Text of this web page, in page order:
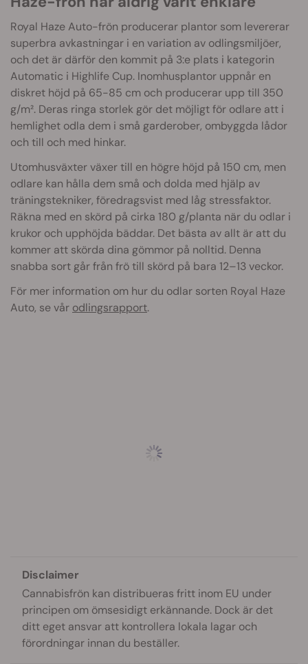
Royal Haze Auto-frön producerar plantor som levererar
superbra avkastningar i en variation av odlingsmiljöer,
och det är därför den kommit på 3:e plats i kategorin
Automatic i Highlife Cup. Inomhusplantor uppnår en
diskret höjd på 65-85 cm och producerar upp till 350
g/m². Deras ringa storlek gör det möjligt för odlare att i
hemlighet odla dem i små garderober, ombyggda lådor
och till och med hinkar.
Utomhusväxter växer till en högre höjd på 150 cm, men
odlare kan hålla dem små och dolda med hjälp av
träningstekniker, föredragsvist med låg stressfaktor.
Räkna med en skörd på cirka 180 g/planta när du odlar i
krukor och upphöjda bäddar. Det bästa av allt är att du
kommer att skörda dina gömmor på nolltid. Denna
snabba sort går från frö till skörd på bara 12–13 veckor.
För mer information om hur du odlar sorten Royal Haze
Auto, se vår odlingsrapport.
Disclaimer
Cannabisfrön kan distribueras fritt inom EU under
principen om ömsesidigt erkännande. Dock är det
ditt eget ansvar att kontrollera lokala lagar och
förordningar innan du beställer.